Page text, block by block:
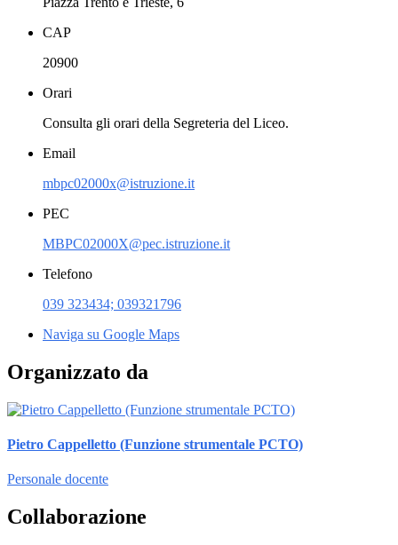
CAP
20900
Orari
Consulta gli orari della Segreteria del Liceo.
Email
mbpc02000x@istruzione.it
PEC
MBPC02000X@pec.istruzione.it
Telefono
039 323434; 039321796
Naviga su Google Maps
Organizzato da
Pietro Cappelletto (Funzione strumentale PCTO)
Personale docente
Collaborazione